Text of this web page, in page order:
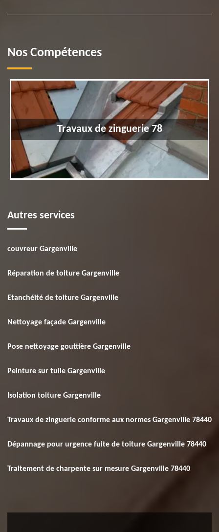
Nos Compétences
Travaux de zinguerie 78
Autres services
couvreur Gargenville
Réparation de toiture Gargenville
Etanchéité de toiture Gargenville
Nettoyage façade Gargenville
Pose nettoyage gouttière Gargenville
Peinture sur tuile Gargenville
Isolation toiture Gargenville
Travaux de zinguerie conforme aux normes Gargenville 78440
Dépannage pour urgence fuite de toiture Gargenville 78440
Traitement de charpente sur mesure Gargenville 78440